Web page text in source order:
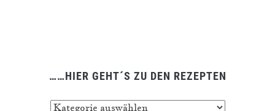
……HIER GEHT´S ZU DEN REZEPTEN